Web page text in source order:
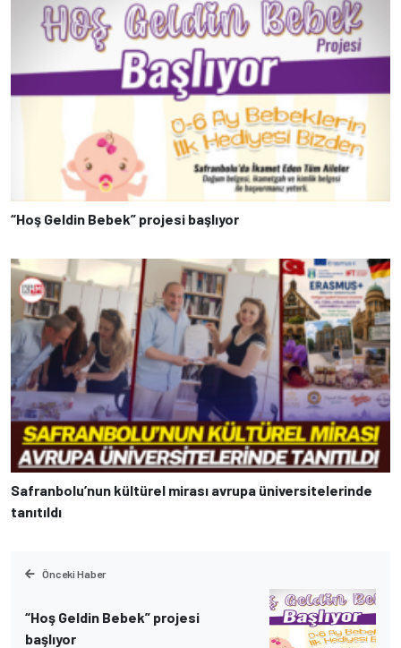
“Hoş Geldin Bebek” projesi başlıyor
Safranbolu’nun kültürel mirası avrupa üniversitelerinde
tanıtıldı
Önceki Haber
“Hoş Geldin Bebek” projesi
başlıyor